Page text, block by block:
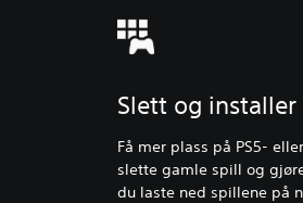
Slett og
Få mer plass på PS5-
slette gamle spill og
du laste ned spillene på